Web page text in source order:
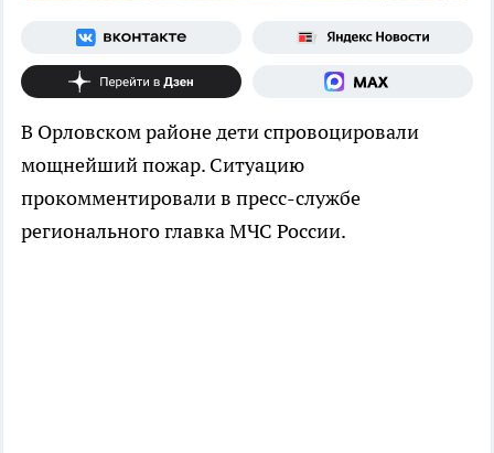
В Орловском районе дети спровоцировали
мощнейший пожар. Ситуацию
прокомментировали в пресс-службе
регионального главка МЧС России.